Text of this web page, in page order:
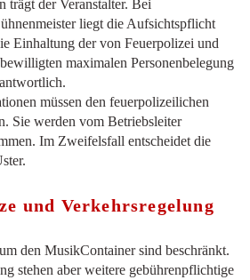
trägt der Veranstalter. Bei
liegt die Aufsichtspflicht
Einhaltung der von Feuerpolizei und
maximalen Personenbelegung
müssen den feuerpolizeilichen
Sie werden vom Betriebsleiter
Im Zweifelsfall entscheidet die
und Verkehrsregelung
den MusikContainer sind beschränkt.
stehen aber weitere gebührenpflichtige